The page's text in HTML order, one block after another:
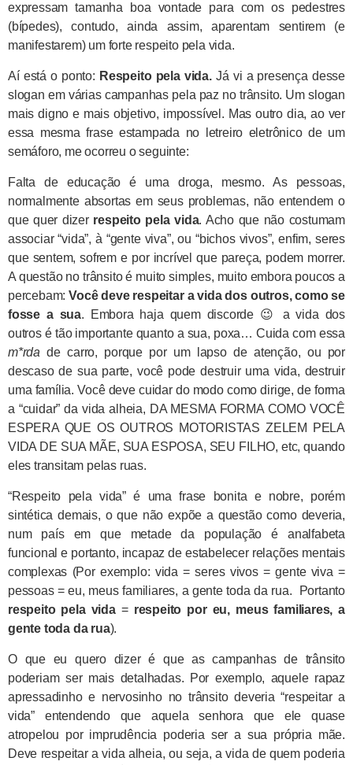
expressam tamanha boa vontade para com os pedestres
(bípedes), contudo, ainda assim, aparentam sentirem (e
manifestarem) um forte respeito pela vida.
Aí está o ponto: Respeito pela vida.Já vi a presença desse
slogan em várias campanhas pela paz no trânsito. Um slogan
mais digno e mais objetivo, impossível. Mas outro dia, ao ver
essa mesma frase estampada no letreiro eletrônico de um
semáforo, me ocorreu o seguinte:
Falta de educação é uma droga, mesmo. As pessoas,
normalmente absortas em seus problemas, não entendem o
que quer dizer respeito pela vida. Acho que não costumam
associar “vida”, à “gente viva”, ou “bichos vivos”, enfim, seres
que sentem, sofrem e por incrível que pareça, podem morrer.
A questão no trânsito é muito simples, muito embora poucos a
percebam:Você deve respeitar a vida dos outros, como se
fosse a sua. Embora haja quem discorde 😉 a vida dos
outros é tão importante quanto a sua, poxa… Cuida com essa
m*rda de carro, porque por um lapso de atenção, ou por
descaso de sua parte, você pode destruir uma vida, destruir
uma família. Você deve cuidar do modo como dirige, de forma
a “cuidar” da vida alheia, DA MESMA FORMA COMO VOCÊ
ESPERA QUE OS OUTROS MOTORISTAS ZELEM PELA
VIDA DE SUA MÃE, SUA ESPOSA, SEU FILHO, etc, quando
eles transitam pelas ruas.
“Respeito pela vida” é uma frase bonita e nobre, porém
sintética demais, o que não expõe a questão como deveria,
num país em que metade da população é analfabeta
funcional e portanto, incapaz de estabelecer relações mentais
complexas (Por exemplo: vida = seres vivos = gente viva =
pessoas = eu, meus familiares, a gente toda da rua. Portanto
respeito pela vida= respeito por eu, meus familiares, a
gente toda da rua).
O que eu quero dizer é que as campanhas de trânsito
poderiam ser mais detalhadas. Por exemplo, aquele rapaz
apressadinho e nervosinho no trânsito deveria “respeitar a
vida” entendendo que aquela senhora que ele quase
atropelou por imprudência poderia ser a sua própria mãe.
Deve respeitar a vida alheia, ou seja, a vida de quem poderia